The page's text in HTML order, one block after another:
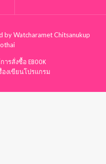
byWatcharamet Chitsanukup
ารสั่งซื้อ EBOOK
องเขียนโปรแกรม